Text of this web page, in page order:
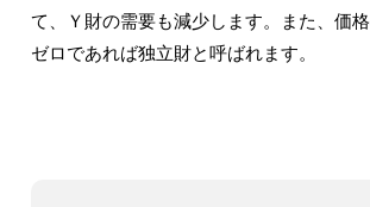
て、Ｙ財の需要も減少します。また、価
ゼロであれば独立財と呼ばれます。